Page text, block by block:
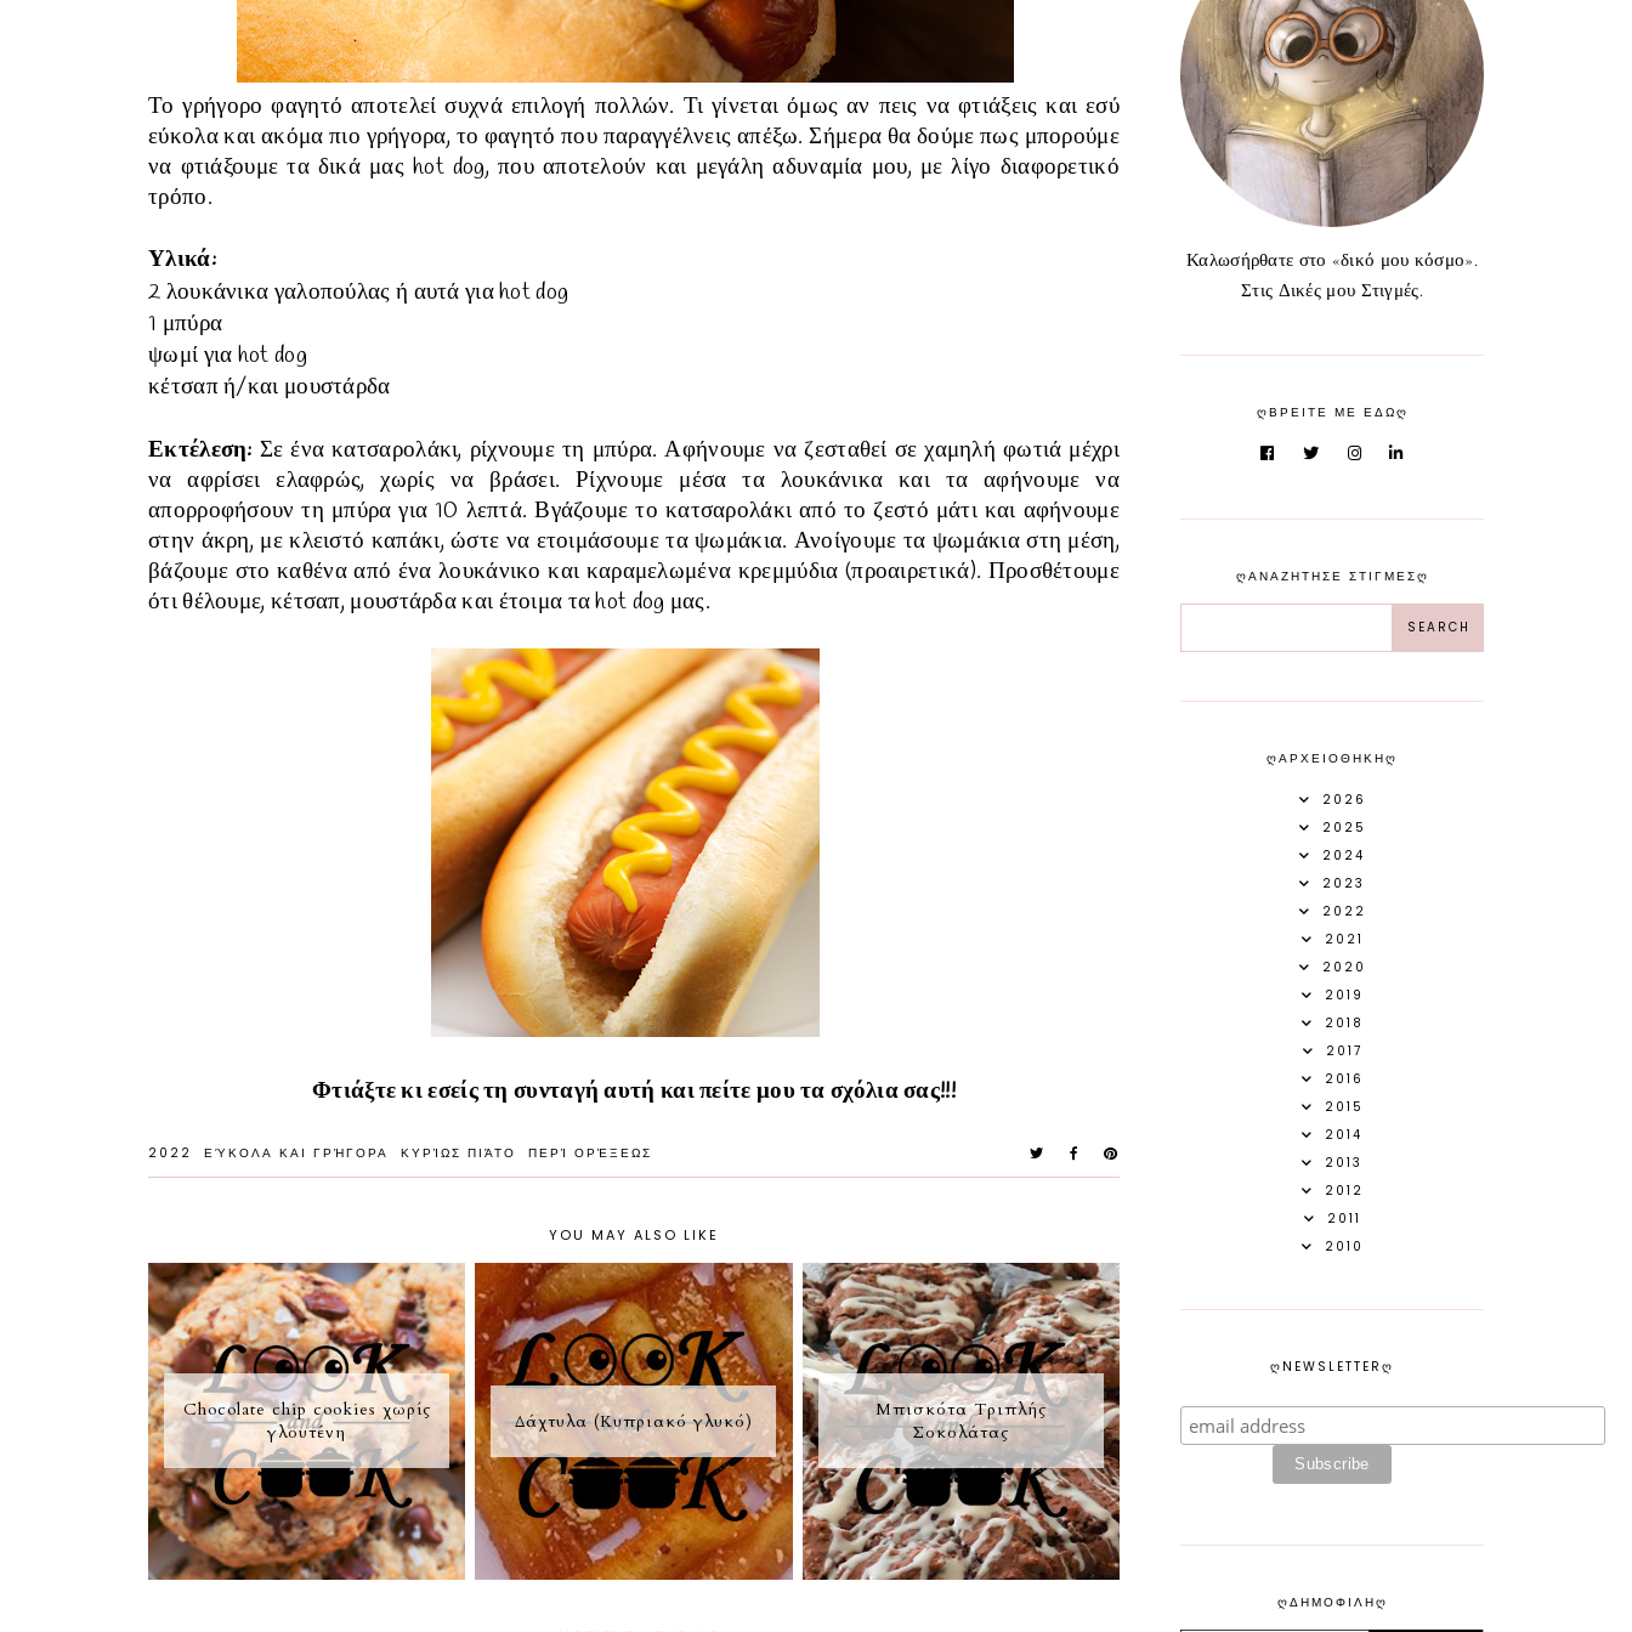
Το γρήγορο φαγητό αποτελεί συχνά επιλογή πολλών. Τι γίνεται όμως αν πεις να φτιάξεις και εσύ
εύκολα και ακόμα πιο γρήγορα, το φαγητό που παραγγέλνεις απέξω. Σήμερα θα δούμε πως μπορούμε
να φτιάξουμε τα δικά μας hot dog, που αποτελούν και μεγάλη αδυναμία μου, με λίγο διαφορετικό
τρόπο.
Υλικά:
2 λουκάνικα γαλοπούλας ή αυτά για hot dog
1 μπύρα
ψωμί για hot dog
κέτσαπ ή/και μουστάρδα
Εκτέλεση: Σε ένα κατσαρολάκι, ρίχνουμε τη μπύρα. Αφήνουμε να ζεσταθεί σε χαμηλή φωτιά μέχρι
να αφρίσει ελαφρώς, χωρίς να βράσει. Ρίχνουμε μέσα τα λουκάνικα και τα αφήνουμε να
απορροφήσουν τη μπύρα για 10 λεπτά. Βγάζουμε το κατσαρολάκι από το ζεστό μάτι και αφήνουμε
στην άκρη, με κλειστό καπάκι, ώστε να ετοιμάσουμε τα ψωμάκια. Ανοίγουμε τα ψωμάκια στη μέση,
βάζουμε στο καθένα από ένα λουκάνικο και καραμελωμένα κρεμμύδια (προαιρετικά). Προσθέτουμε
ότι θέλουμε, κέτσαπ, μουστάρδα και έτοιμα τα hot dog μας.
Φτιάξτε κι εσείς τη συνταγή αυτή και πείτε μου τα σχόλια σας!!!
2022 ΕΎΚΟΛΑ ΚΑΙ ΓΡΉΓΟΡΑ ΚΥΡΊΩΣ ΠΙΆΤΟ ΠΕΡΊ ΟΡΈΞΕΩΣ
YOU MAY ALSO LIKE
Chocolate chip cookies χωρίς
γλουτένη
Δάχτυλα (Κυπριακό γλυκό)
Μπισκότα Τριπλής
Σοκολάτας
Καλωσήρθατε στο «δικό μου κόσμο».
Στις Δικές μου Στιγμές.
ᲦΒΡΕΙΤΕ ΜΕ ΕΔΩᲦ
ᲦΑΝΑΖΗΤΗΣΕ ΣΤΙΓΜΕΣᲦ
ᲦΑΡΧΕΙΟΘΗΚΗᲦ
2026
2025
2024
2023
2022
2021
2020
2019
2018
2017
2016
2015
2014
2013
2012
2011
2010
ᲦNEWSLETTERᲦ
ᲦΔΗΜΟΦΙΛΗᲦ